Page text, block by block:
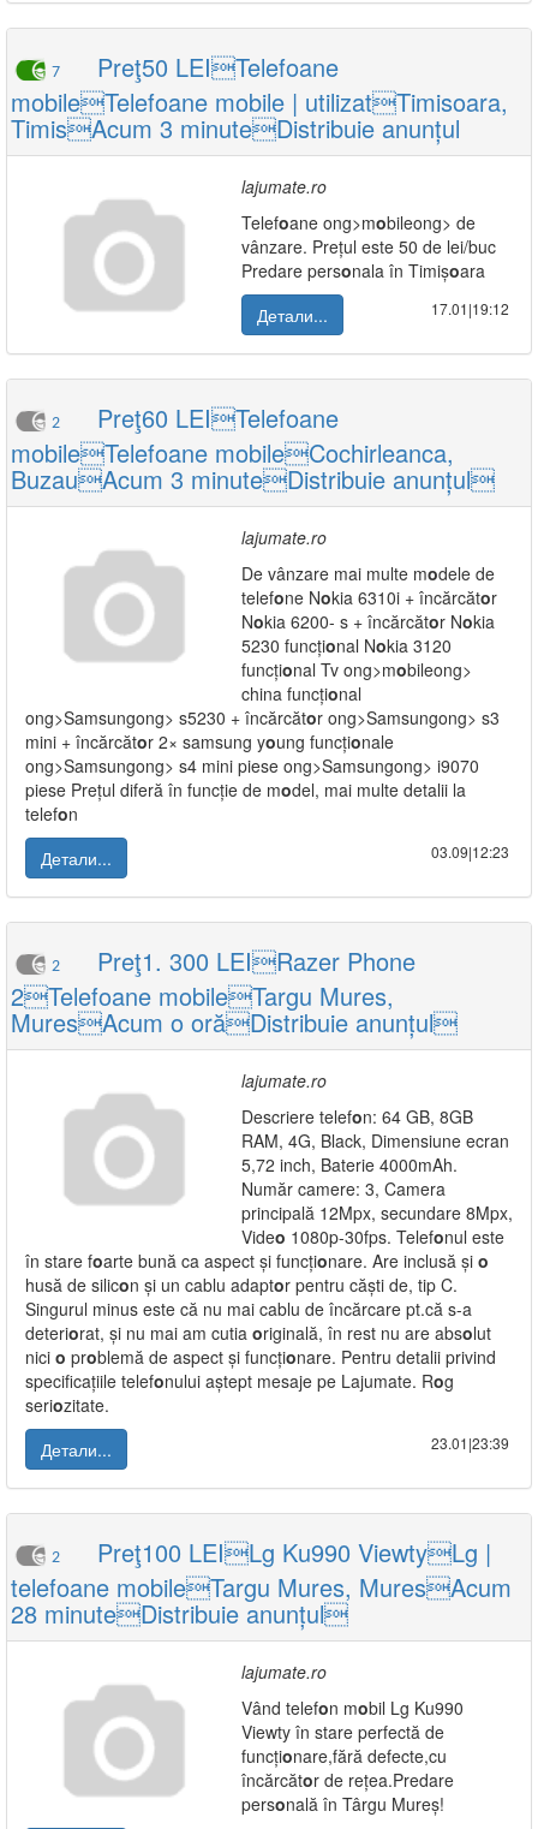
7
Preţ50 LEITelefoane
mobileTelefoane mobile | utilizatTimisoara,
TimisAcum 3 minuteDistribuie anunțul
lajumate.ro
Telefoane ong>mobileong> de
vânzare. Prețul este 50 de lei/buc
Predare personala în Timișoara
Детали...
17.01|19:12
2
Preţ60 LEITelefoane
mobileTelefoane mobileCochirleanca,
BuzauAcum 3 minuteDistribuie anunțul
lajumate.ro
De vânzare mai multe modele de
telefone Nokia 6310i + încărcător
Nokia 6200- s + încărcător Nokia
5230 funcțional Nokia 3120
funcțional Tv ong>mobileong>
china funcțional
ong>Samsungong> s5230 + încărcător ong>Samsungong> s3
mini + încărcător 2× samsung young funcționale
ong>Samsungong> s4 mini piese ong>Samsungong> i9070
piese Prețul diferă în funcție de model, mai multe detalii la
telefon
Детали...
03.09|12:23
2
Preţ1. 300 LEIRazer Phone
2Telefoane mobileTargu Mures,
MuresAcum o orăDistribuie anunțul
lajumate.ro
Descriere telefon: 64 GB, 8GB
RAM, 4G, Black, Dimensiune ecran
5,72 inch, Baterie 4000mAh.
Număr camere: 3, Camera
principală 12Mpx, secundare 8Mpx,
Video 1080p-30fps. Telefonul este
în stare foarte bună ca aspect și funcționare. Are inclusă și o
husă de silicon și un cablu adaptor pentru căști de, tip C.
Singurul minus este că nu mai cablu de încărcare pt.că s-a
deteriorat, și nu mai am cutia originală, în rest nu are absolut
nici o problemă de aspect și funcționare. Pentru detalii privind
specificațiile telefonului aștept mesaje pe Lajumate. Rog
seriozitate.
Детали...
23.01|23:39
2
Preţ100 LEILg Ku990 ViewtyLg |
telefoane mobileTargu Mures, MuresAcum
28 minuteDistribuie anunțul
lajumate.ro
Vând telefon mobil Lg Ku990
Viewty în stare perfectă de
funcționare,fără defecte,cu
încărcător de rețea.Predare
personală în Târgu Mureș!